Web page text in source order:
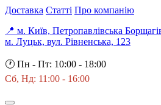
Доставка Статті Про компанію
📍 м. Київ, Петропавлівська
м. Луцьк, вул. Рівненська, 123
🕐 Пн - Пт: 10:00 - 18:00
Сб, Нд: 11:00 - 16:00